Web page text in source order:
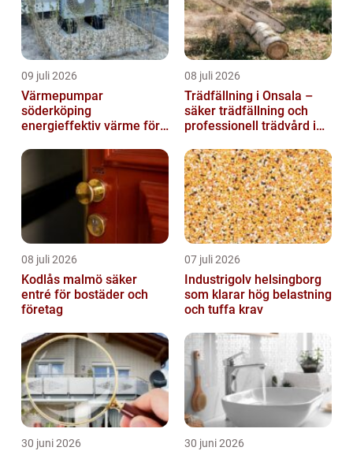
09 juli 2026
Värmepumpar
söderköping
energieffektiv värme för
08 juli 2026
Trädfällning i Onsala –
säker trädfällning och
professionell trädvård i
08 juli 2026
Kodlås malmö säker
entré för bostäder och
företag
07 juli 2026
Industrigolv helsingborg
som klarar hög belastning
och tuffa krav
30 juni 2026 30 juni 2026